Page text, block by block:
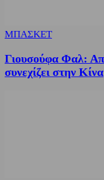
ΜΠΑΣΚΕΤ
Γιουσούφα Φαλ:
συνεχίζει στην Κίνα